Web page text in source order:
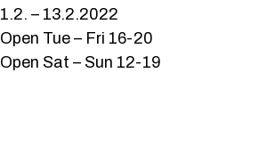
1.2. – 13.2.2022
Open Tue – Fri 16-20
Open Sat – Sun 12-19